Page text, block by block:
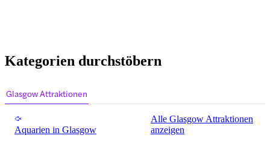
Kategorien durchstöbern
Glasgow Attraktionen
Aquarien in Glasgow
Alle Glasgow Attraktionen
anzeigen